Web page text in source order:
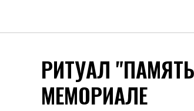
РИТУАЛ
МЕМОРИАЛЕ